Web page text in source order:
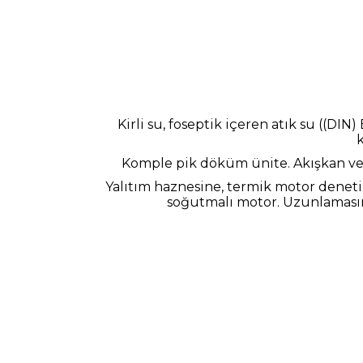
Kirli su, foseptik içeren atık su ((DIN)
Komple pik döküm ünite. Akışkan
Yalıtım haznesine, termik motor
soğutmalı motor.